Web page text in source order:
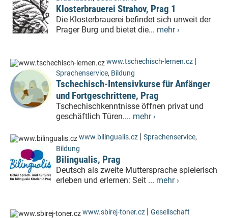
Klosterbrauerei Strahov, Prag 1
Die Klosterbrauerei befindet sich unweit der
Prager Burg und bietet die... mehr ›
www.tschechisch-lernen.cz |
Sprachenservice, Bildung
Tschechisch-Intensivkurse für Anfänger
und Fortgeschrittene, Prag
Tschechischkenntnisse öffnen privat und
geschäftlich Türen.... mehr ›
www.bilingualis.cz | Sprachenservice,
Bildung
Bilingualis, Prag
Deutsch als zweite Muttersprache spielerisch
erleben und erlernen: Seit ... mehr ›
www.sbirej-toner.cz | Gesellschaft